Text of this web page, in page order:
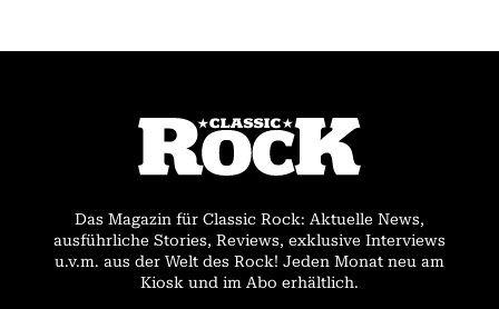
Das Magazin für Classic Rock: Aktuelle News,
ausführliche Stories, Reviews, exklusive Interviews
u.v.m. aus der Welt des Rock! Jeden Monat neu am
Kiosk und im Abo erhältlich.